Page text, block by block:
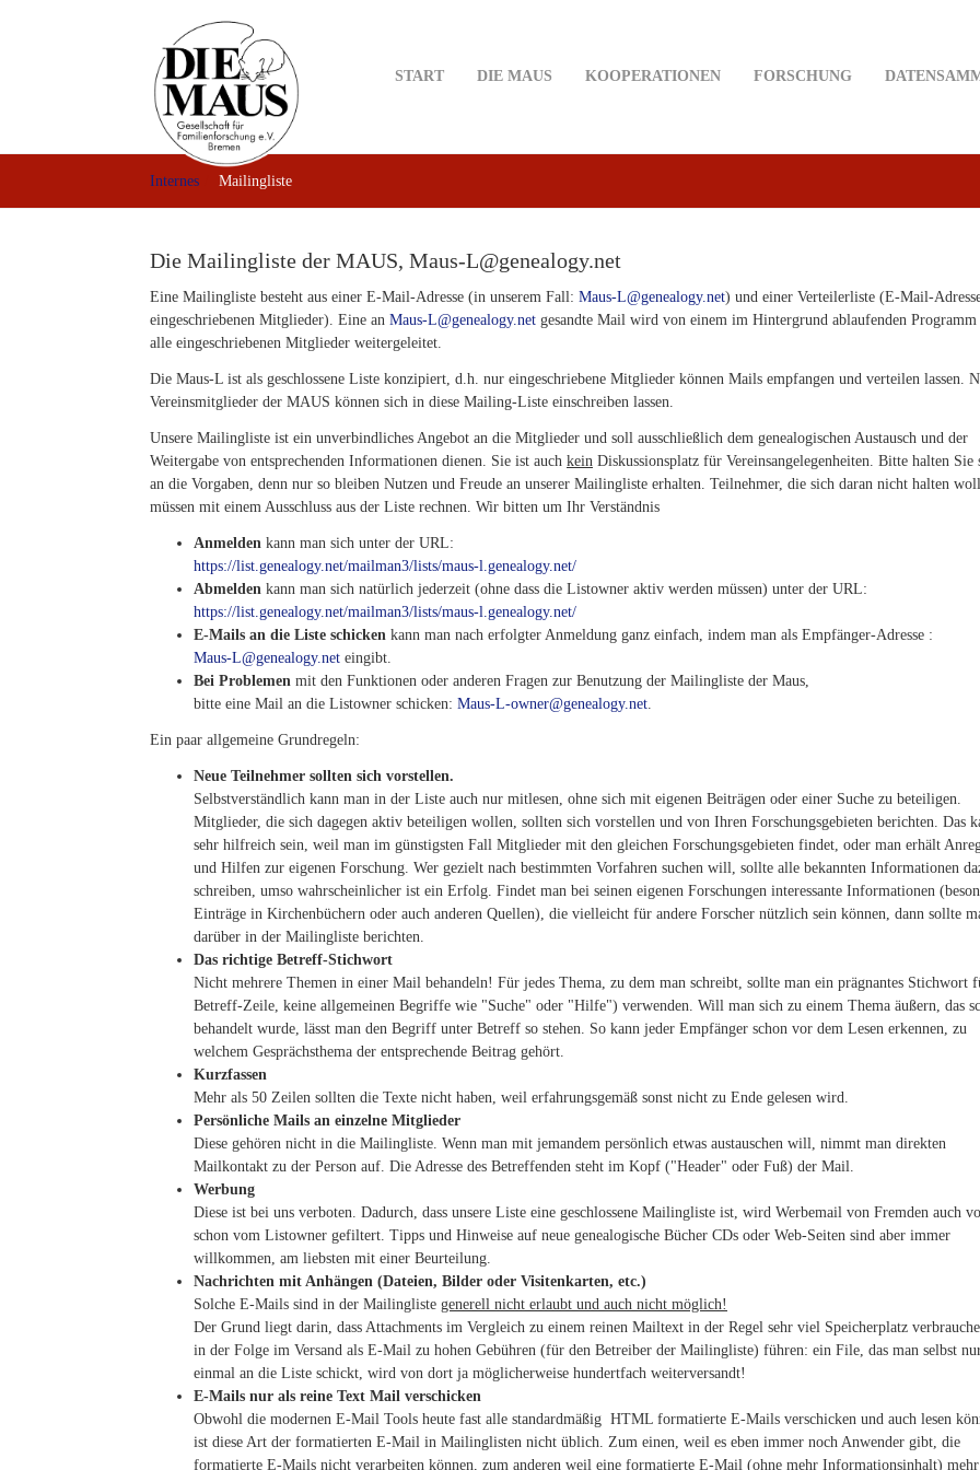
START DIE MAUS KOOPERATIONEN FORSCHUNG
Internes Mailingliste
Die Mailingliste der MAUS, Maus-L@genealogy.net
Eine Mailingliste besteht aus einer E-Mail-Adresse (in unserem Fall: Maus-L@genealogy.net) und einer Verteilerliste (E-Mail-
eingeschriebenen Mitglieder). Eine an Maus-L@genealogy.net gesandte Mail wird von einem im Hintergrund ablaufenden Programm
alle eingeschriebenen Mitglieder weitergeleitet.
Die Maus-L ist als geschlossene Liste konzipiert, d.h. nur eingeschriebene Mitglieder können Mails empfangen und verteilen lassen.
Vereinsmitglieder der MAUS können sich in diese Mailing-Liste einschreiben lassen.
Unsere Mailingliste ist ein unverbindliches Angebot an die Mitglieder und soll ausschließlich dem genealogischen Austausch und der
Weitergabe von entsprechenden Informationen dienen. Sie ist auch kein Diskussionsplatz für Vereinsangelegenheiten. Bitte halten Sie
an die Vorgaben, denn nur so bleiben Nutzen und Freude an unserer Mailingliste erhalten. Teilnehmer, die sich daran nicht halten
müssen mit einem Ausschluss aus der Liste rechnen. Wir bitten um Ihr Verständnis
Anmelden kann man sich unter der URL:
https://list.genealogy.net/mailman3/lists/maus-l.genealogy.net/
Abmelden kann man sich natürlich jederzeit (ohne dass die Listowner aktiv werden müssen) unter der URL:
https://list.genealogy.net/mailman3/lists/maus-l.genealogy.net/
E-Mails an die Liste schicken kann man nach erfolgter Anmeldung ganz einfach, indem man als Empfänger-Adresse :
Maus-L@genealogy.net eingibt.
Bei Problemen mit den Funktionen oder anderen Fragen zur Benutzung der Mailingliste der Maus,
bitte eine Mail an die Listowner schicken: Maus-L-owner@genealogy.net.
Ein paar allgemeine Grundregeln:
Neue Teilnehmer sollten sich vorstellen.
Selbstverständlich kann man in der Liste auch nur mitlesen, ohne sich mit eigenen Beiträgen oder einer Suche zu beteiligen.
Mitglieder, die sich dagegen aktiv beteiligen wollen, sollten sich vorstellen und von Ihren Forschungsgebieten berichten. Das
sehr hilfreich sein, weil man im günstigsten Fall Mitglieder mit den gleichen Forschungsgebieten findet, oder man erhält
und Hilfen zur eigenen Forschung. Wer gezielt nach bestimmten Vorfahren suchen will, sollte alle bekannten Informationen
schreiben, umso wahrscheinlicher ist ein Erfolg. Findet man bei seinen eigenen Forschungen interessante Informationen
Einträge in Kirchenbüchern oder auch anderen Quellen), die vielleicht für andere Forscher nützlich sein können, dann sollte
darüber in der Mailingliste berichten.
Das richtige Betreff-Stichwort
Nicht mehrere Themen in einer Mail behandeln! Für jedes Thema, zu dem man schreibt, sollte man ein prägnantes Stichwort
Betreff-Zeile, keine allgemeinen Begriffe wie "Suche" oder "Hilfe") verwenden. Will man sich zu einem Thema äußern, das
behandelt wurde, lässt man den Begriff unter Betreff so stehen. So kann jeder Empfänger schon vor dem Lesen erkennen, zu
welchem Gesprächsthema der entsprechende Beitrag gehört.
Kurzfassen
Mehr als 50 Zeilen sollten die Texte nicht haben, weil erfahrungsgemäß sonst nicht zu Ende gelesen wird.
Persönliche Mails an einzelne Mitglieder
Diese gehören nicht in die Mailingliste. Wenn man mit jemandem persönlich etwas austauschen will, nimmt man direkten
Mailkontakt zu der Person auf. Die Adresse des Betreffenden steht im Kopf ("Header" oder Fuß) der Mail.
Werbung
Diese ist bei uns verboten. Dadurch, dass unsere Liste eine geschlossene Mailingliste ist, wird Werbemail von Fremden auch
schon vom Listowner gefiltert. Tipps und Hinweise auf neue genealogische Bücher CDs oder Web-Seiten sind aber immer
willkommen, am liebsten mit einer Beurteilung.
Nachrichten mit Anhängen (Dateien, Bilder oder Visitenkarten, etc.)
Solche E-Mails sind in der Mailingliste generell nicht erlaubt und auch nicht möglich!
Der Grund liegt darin, dass Attachments im Vergleich zu einem reinen Mailtext in der Regel sehr viel Speicherplatz
in der Folge im Versand als E-Mail zu hohen Gebühren (für den Betreiber der Mailingliste) führen: ein File, das man selbst
einmal an die Liste schickt, wird von dort ja möglicherweise hundertfach weiterversandt!
E-Mails nur als reine Text Mail verschicken
Obwohl die modernen E-Mail Tools heute fast alle standardmäßig HTML formatierte E-Mails verschicken und auch lesen
ist diese Art der formatierten E-Mail in Mailinglisten nicht üblich. Zum einen, weil es eben immer noch Anwender gibt, die
formatierte E-Mails nicht verarbeiten können, zum anderen weil eine formatierte E-Mail (ohne mehr Informationsinhalt)